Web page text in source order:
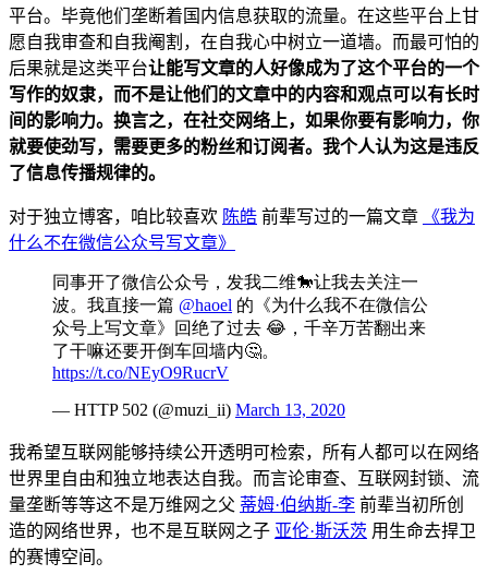
平台。毕竟他们垄断着国内信息获取的流量。在这些平台上甘
愿自我审查和自我阉割，在自我心中树立一道墙。而最可怕的
后果就是这类平台让能写文章的人好像成为了这个平台的一个
写作的奴隶，而不是让他们的文章中的内容和观点可以有长时
间的影响力。换言之，在社交网络上，如果你要有影响力，你
就要使劲写，需要更多的粉丝和订阅者。我个人认为这是违反
了信息传播规律的。
对于独立博客，咱比较喜欢 陈皓 前辈写过的一篇文章
《我为
什么不在微信公众号写文章》
同事开了微信公众号，发我二维🐎让我去关注一
波。我直接一篇 @haoel 的《为什么我不在微信公
众号上写文章》回绝了过去 😂，千辛万苦翻出来
了干嘛还要开倒车回墙内🤔。
https://t.co/NEyO9RucrV
— HTTP 502 (@muzi_ii) March 13, 2020
我希望互联网能够持续公开透明可检索，所有人都可以在网络
世界里自由和独立地表达自我。而言论审查、互联网封锁、流
量垄断等等这不是万维网之父 蒂姆·伯纳斯-李 前辈当初所创
造的网络世界，也不是互联网之子 亚伦·斯沃茨 用生命去捍卫
的赛博空间。